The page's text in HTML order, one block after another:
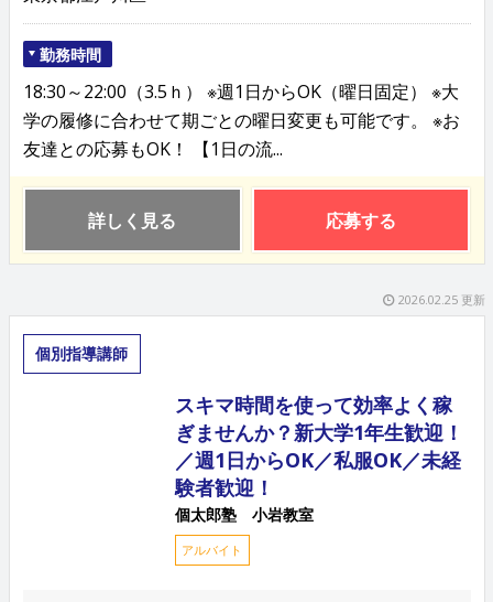
勤務時間
18:30～22:00（3.5ｈ） ※週1日からOK（曜日固定） ※大
学の履修に合わせて期ごとの曜日変更も可能です。 ※お
友達との応募もOK！ 【1日の流...
詳しく見る 応募する
2026.02.25 更新
個別指導講師
スキマ時間を使って効率よく稼
ぎませんか？新大学1年生歓迎！
／週1日からOK／私服OK／未経
験者歓迎！
個太郎塾 小岩教室
アルバイト